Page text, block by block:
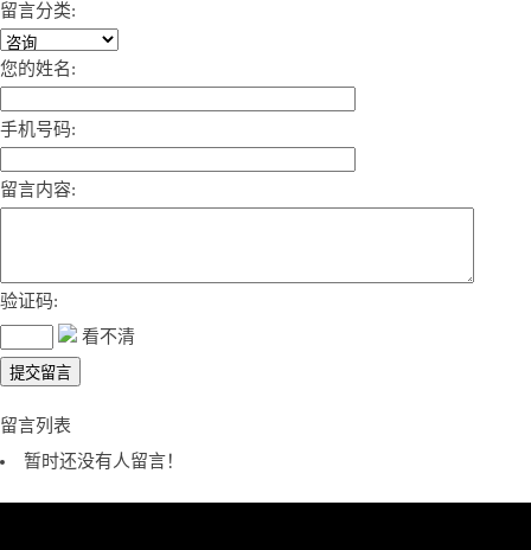
留言分类:
您的姓名:
手机号码:
留言内容:
验证码:
看不清
留言列表
暂时还没有人留言！